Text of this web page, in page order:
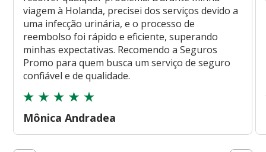
viagem à Holanda, precisei dos serviços devido a
uma infecção urinária, e o processo de
reembolso foi rápido e eficiente, superando
minhas expectativas. Recomendo a Seguros
Promo para quem busca um serviço de seguro
confiável e de qualidade.
Mônica Andradea